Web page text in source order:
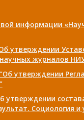
информации
утверждении
журналов
утверждении
утверждении
Социология и